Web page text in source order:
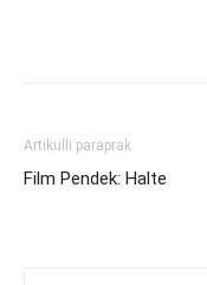
Artikulli paraprak
Film Pendek: Halte